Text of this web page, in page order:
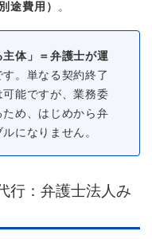
途費用） 。
主体」＝弁護士が運
す。単なる契約終了
能ですが、業務委
め、はじめから弁
になりません。
行：弁護士法人み